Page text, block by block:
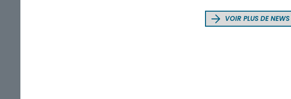
VOIR PLUS DE NEWS